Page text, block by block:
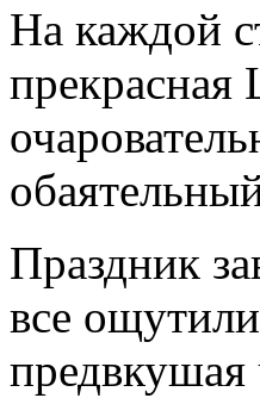
На каждой
прекрасная
Праздник
все
предвкушая